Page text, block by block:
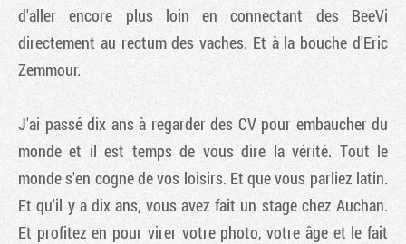
d'aller encore plus loin en connectant des BeeVi
directement au rectum des vaches. Et à la bouche d'Eric
Zemmour.
J'ai passé dix ans à regarder des CV pour embaucher du
monde et il est temps de vous dire la vérité. Tout le
monde s'en cogne de vos loisirs. Et que vous parliez latin.
Et qu'il y a dix ans, vous avez fait un stage chez Auchan.
Et profitez en pour virer votre photo, votre âge et le fait